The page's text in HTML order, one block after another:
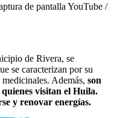
de pantalla YouTube /
de Rivera, se
se caracterizan por su
Además, son
visitan el Huila.
y renovar energías.